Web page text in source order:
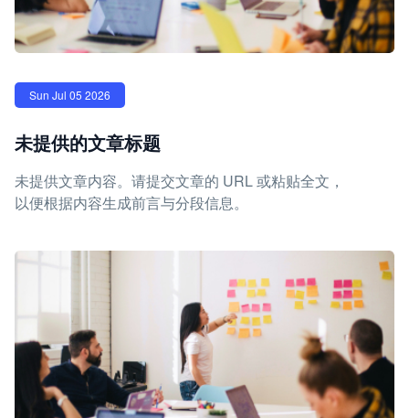
Sun Jul 05 2026
未提供的文章标题
未提供文章内容。请提交文章的 URL 或粘贴全文，
以便根据内容生成前言与分段信息。